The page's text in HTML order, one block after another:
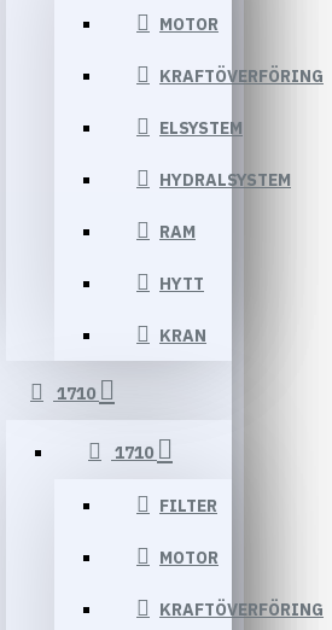
MOTOR
KRAFTÖVERFÖRING
ELSYSTEM
HYDRALSYSTEM
RAM
HYTT
KRAN
1710
1710
FILTER
MOTOR
KRAFTÖVERFÖRING